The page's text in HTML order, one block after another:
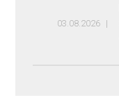
03.08.2026